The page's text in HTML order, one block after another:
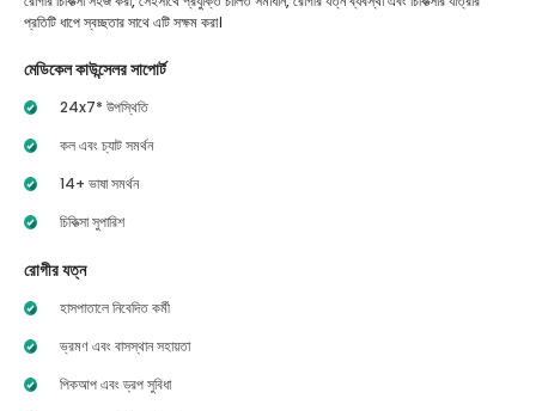
প্রতিটি ধাপে স্বচ্ছতার সাথে এটি সক্ষম করা।
মেডিকেল কাউন্সেলর সাপোর্ট
24x7* উপস্থিতি
কল এবং চ্যাট সমর্থন
14+ ভাষা সমর্থন
চিকিত্সা সুপারিশ
রোগীর যত্ন
হাসপাতালে নিবেদিত কর্মী
ভ্রমণ এবং বাসস্থান সহায়তা
পিকআপ এবং ড্রপ সুবিধা